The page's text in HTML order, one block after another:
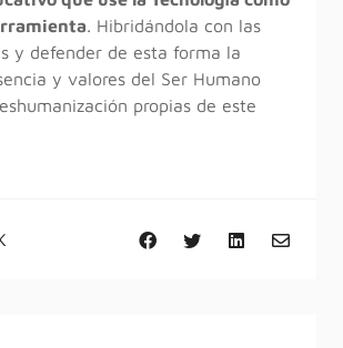
. Hibridándola con las
y defender de esta forma la
y valores del Ser Humano
propias de este